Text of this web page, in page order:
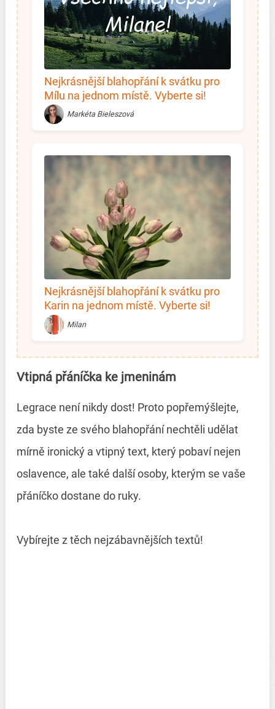
Nejkrásnější blahopřání k svátku pro
Mílu na jednom místě. Vyberte si!
Markéta Bieleszová
Nejkrásnější blahopřání k svátku pro
Karin na jednom místě. Vyberte si!
Milan
Vtipná přáníčka ke jmeninám
Legrace není nikdy dost! Proto popřemýšlejte,
zda byste ze svého blahopřání nechtěli udělat
mírně ironický a vtipný text, který pobaví nejen
oslavence, ale také další osoby, kterým se vaše
přáníčko dostane do ruky.
Vybírejte z těch nejzábavnějších textů!